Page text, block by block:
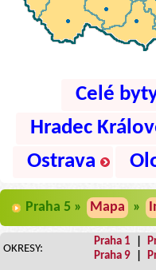
Celé
Hradec
Ostrava
Praha 5 » Mapa »
OKRESY:
Praha 1
Praha 9